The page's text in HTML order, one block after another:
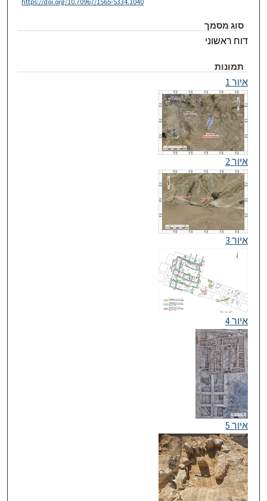
https://doi.org/10.70967/1565-5334.1040
סוג מסמך
דוח ראשוני
תמונות
איור 1
איור 2
איור 3
איור 4
איור 5